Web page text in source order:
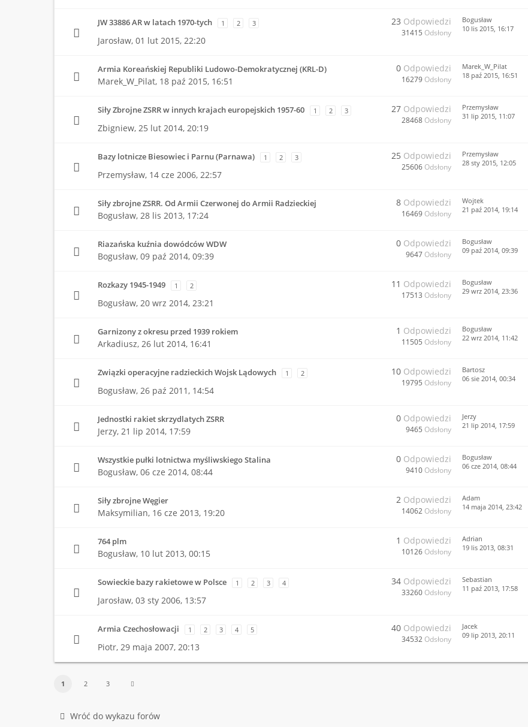
JW 33886 AR w latach 1970-tych 1 2 3
Jarosław, 01 lut 2015, 22:20
23 Odpowiedzi
31415 Odsłony
Bogusław
10 lis 2015, 16:17
Armia Koreańskiej Republiki Ludowo-Demokratycznej (KRL-D)
Marek_W_Pilat, 18 paź 2015, 16:51
0 Odpowiedzi
16279 Odsłony
Marek_W_Pilat
18 paź 2015, 16:51
Siły Zbrojne ZSRR w innych krajach europejskich 1957-60 1 2 3
Zbigniew, 25 lut 2014, 20:19
27 Odpowiedzi
28468 Odsłony
Przemysław
31 lip 2015, 11:07
Bazy lotnicze Biesowiec i Parnu (Parnawa) 1 2 3
Przemysław, 14 cze 2006, 22:57
25 Odpowiedzi
25606 Odsłony
Przemysław
28 sty 2015, 12:05
Siły zbrojne ZSRR. Od Armii Czerwonej do Armii Radzieckiej
Bogusław, 28 lis 2013, 17:24
8 Odpowiedzi
16469 Odsłony
Wojtek
21 paź 2014, 19:14
Riazańska kuźnia dowódców WDW
Bogusław, 09 paź 2014, 09:39
0 Odpowiedzi
9647 Odsłony
Bogusław
09 paź 2014, 09:39
Rozkazy 1945-1949 1 2
Bogusław, 20 wrz 2014, 23:21
11 Odpowiedzi
17513 Odsłony
Bogusław
29 wrz 2014, 23:36
Garnizony z okresu przed 1939 rokiem
Arkadiusz, 26 lut 2014, 16:41
1 Odpowiedzi
11505 Odsłony
Bogusław
22 wrz 2014, 11:42
Związki operacyjne radzieckich Wojsk Lądowych 1 2
Bogusław, 26 paź 2011, 14:54
10 Odpowiedzi
19795 Odsłony
Bartosz
06 sie 2014, 00:34
Jednostki rakiet skrzydlatych ZSRR
Jerzy, 21 lip 2014, 17:59
0 Odpowiedzi
9465 Odsłony
Jerzy
21 lip 2014, 17:59
Wszystkie pułki lotnictwa myśliwskiego Stalina
Bogusław, 06 cze 2014, 08:44
0 Odpowiedzi
9410 Odsłony
Bogusław
06 cze 2014, 08:44
Siły zbrojne Węgier
Maksymilian, 16 cze 2013, 19:20
2 Odpowiedzi
14062 Odsłony
Adam
14 maja 2014, 23:42
764 plm
Bogusław, 10 lut 2013, 00:15
1 Odpowiedzi
10126 Odsłony
Adrian
19 lis 2013, 08:31
Sowieckie bazy rakietowe w Polsce 1 2 3 4
Jarosław, 03 sty 2006, 13:57
34 Odpowiedzi
33260 Odsłony
Sebastian
11 paź 2013, 17:58
Armia Czechosłowacji 1 2 3 4 5
Piotr, 29 maja 2007, 20:13
40 Odpowiedzi
34532 Odsłony
Jacek
09 lip 2013, 20:11
1 2 3
Wróć do wykazu forów